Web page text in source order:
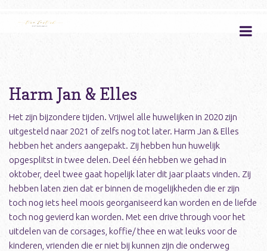
Harm Jan & Elles
Het zijn bijzondere tijden. Vrijwel alle huwelijken in 2020 zijn
uitgesteld naar 2021 of zelfs nog tot later. Harm Jan & Elles
hebben het anders aangepakt. Zij hebben hun huwelijk
opgesplitst in twee delen. Deel één hebben we gehad in
oktober, deel twee gaat hopelijk later dit jaar plaats vinden. Zij
hebben laten zien dat er binnen de mogelijkheden die er zijn
toch nog iets heel moois georganiseerd kan worden en de liefde
toch nog gevierd kan worden. Met een drive through voor het
uitdelen van de corsages, koffie/ thee en wat leuks voor de
kinderen, vrienden die er niet bij kunnen zijn die onderweg